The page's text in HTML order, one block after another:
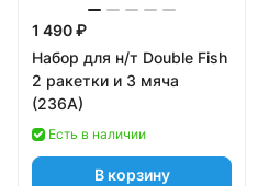
1 490 ₽
Набор для н/т Double Fish
2 ракетки и 3 мяча
(236А)
Есть в наличии
В корзину